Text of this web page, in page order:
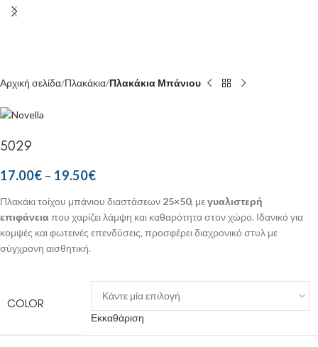
Αρχική σελίδα Πλακάκια Πλακάκια Μπάνιου
5029
17.00€ – 19.50€
Πλακάκι τοίχου μπάνιου διαστάσεων 25×50, μεγυαλιστερή
επιφάνειαπου χαρίζει λάμψη και καθαρότητα στον χώρο. Ιδανικό για
κομψές και φωτεινές επενδύσεις, προσφέρει διαχρονικό στυλ με
σύγχρονη αισθητική.
COLOR
Εκκαθάριση